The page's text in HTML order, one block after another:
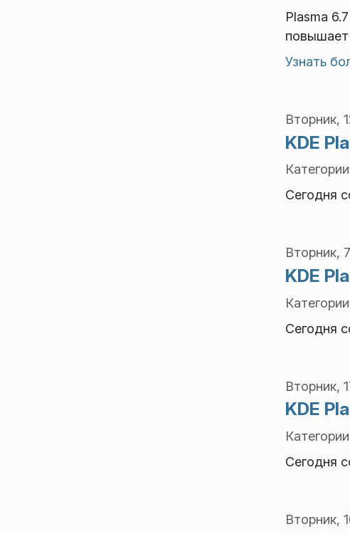
Plasma
повышает
Узнать
Вторник,
KDE
Категории
Сегодня
Вторник,
KDE
Категории
Сегодня
Вторник,
KDE
Категории
Сегодня
Вторник,